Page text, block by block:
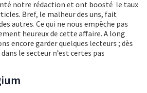
notre rédaction et ont boosté le taux
Bref, le malheur des uns, fait
autres. Ce qui ne nous empêche pas
heureux de cette affaire. A long
encore garder quelques lecteurs ; dès
le secteur n’est certes pas